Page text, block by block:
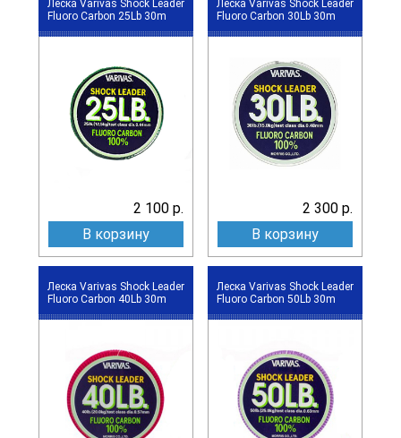
Леска Varivas Shock Leader
Fluoro Carbon 25Lb 30m
2 100 р.
В корзину
Леска Varivas Shock Leader
Fluoro Carbon 30Lb 30m
2 300 р.
В корзину
Леска Varivas Shock Leader
Fluoro Carbon 40Lb 30m
Леска Varivas Shock Leader
Fluoro Carbon 50Lb 30m